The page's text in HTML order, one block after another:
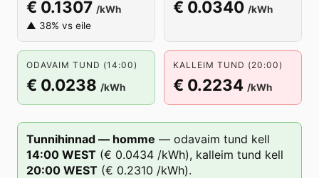
€ 0.1307 /kWh
▲ 38% vs eile
€ 0.0340 /kWh
ODAVAIM TUND (14:00)
€ 0.0238 /kWh
KALLEIM TUND (20:00)
€ 0.2234 /kWh
Tunnihinnad — homme — odavaim tund kell
14:00 WEST (€ 0.0434 /kWh), kalleim tund kell
20:00 WEST (€ 0.2310 /kWh).